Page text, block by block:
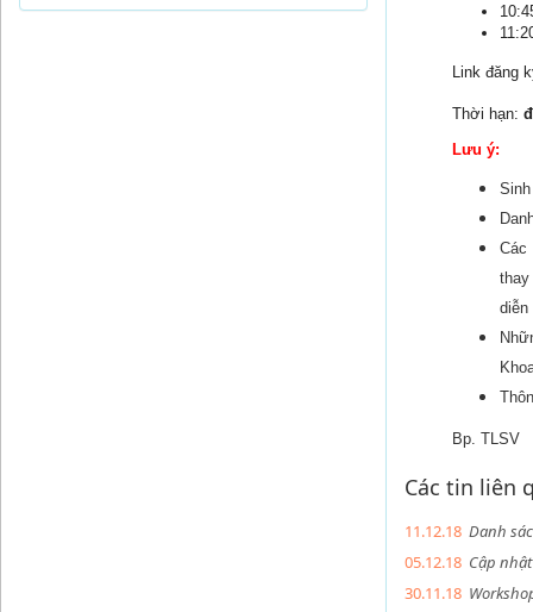
Link đăng
Thời hạn:
Lưu ý:
Các
diễn
Bp. TLSV
Các tin liên
11.12.18 Danh
05.12.18 Cập
30.11.18